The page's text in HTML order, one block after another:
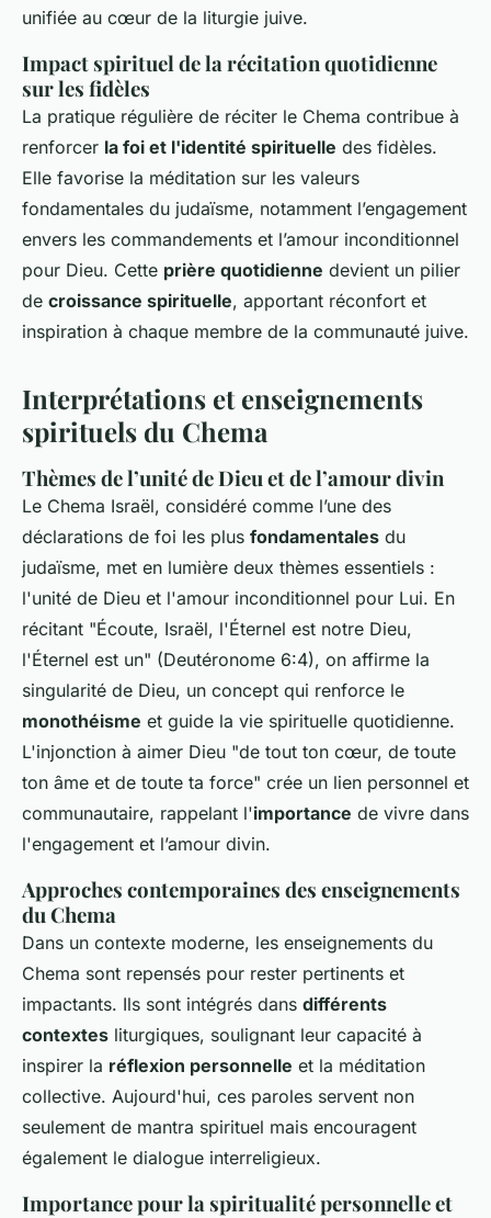
unifiée au cœur de la liturgie juive.
Impact spirituel de la récitation quotidienne
sur les fidèles
La pratique régulière de réciter le Chema contribue à
renforcer la foi et l'identité spirituelle des fidèles.
Elle favorise la méditation sur les valeurs
fondamentales du judaïsme, notamment l’engagement
envers les commandements et l’amour inconditionnel
pour Dieu. Cette prière quotidienne devient un pilier
de croissance spirituelle, apportant réconfort et
inspiration à chaque membre de la communauté juive.
Interprétations et enseignements
spirituels du Chema
Thèmes de l’unité de Dieu et de l’amour divin
Le Chema Israël, considéré comme l’une des
déclarations de foi les plus fondamentales du
judaïsme, met en lumière deux thèmes essentiels :
l'unité de Dieu et l'amour inconditionnel pour Lui. En
récitant "Écoute, Israël, l'Éternel est notre Dieu,
l'Éternel est un" (Deutéronome 6:4), on affirme la
singularité de Dieu, un concept qui renforce le
monothéisme et guide la vie spirituelle quotidienne.
L'injonction à aimer Dieu "de tout ton cœur, de toute
ton âme et de toute ta force" crée un lien personnel et
communautaire, rappelant l'importance de vivre dans
l'engagement et l’amour divin.
Approches contemporaines des enseignements
du Chema
Dans un contexte moderne, les enseignements du
Chema sont repensés pour rester pertinents et
impactants. Ils sont intégrés dans différents
contextes liturgiques, soulignant leur capacité à
inspirer la réflexion personnelle et la méditation
collective. Aujourd'hui, ces paroles servent non
seulement de mantra spirituel mais encouragent
également le dialogue interreligieux.
Importance pour la spiritualité personnelle et